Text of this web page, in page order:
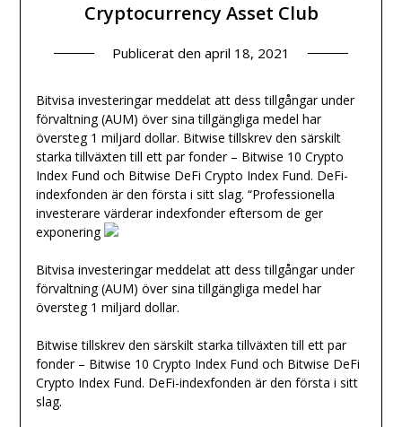
Cryptocurrency Asset Club
Publicerat den april 18, 2021
Bitvisa investeringar meddelat att dess tillgångar under
förvaltning (AUM) över sina tillgängliga medel har
översteg 1 miljard dollar. Bitwise tillskrev den särskilt
starka tillväxten till ett par fonder – Bitwise 10 Crypto
Index Fund och Bitwise DeFi Crypto Index Fund. DeFi-
indexfonden är den första i sitt slag. “Professionella
investerare värderar indexfonder eftersom de ger
exponering
Bitvisa investeringar meddelat att dess tillgångar under
förvaltning (AUM) över sina tillgängliga medel har
översteg 1 miljard dollar.
Bitwise tillskrev den särskilt starka tillväxten till ett par
fonder – Bitwise 10 Crypto Index Fund och Bitwise DeFi
Crypto Index Fund. DeFi-indexfonden är den första i sitt
slag.